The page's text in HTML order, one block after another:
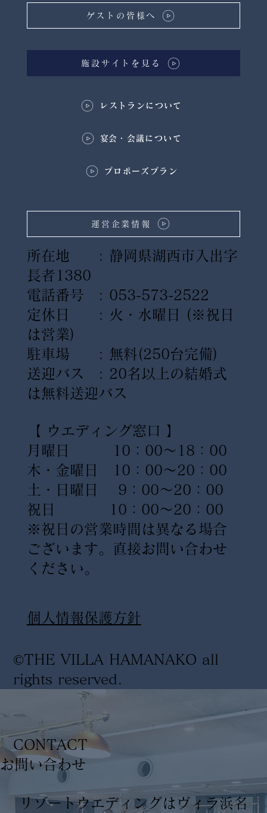
©THE VILLA HAMANAKO all
rights reserved .
所在地 : 静岡県湖西市入出字
長者1380
電話番号 : 053-573-2522
定休日 : 火・水曜日
(※祝日
は営業)
駐車場 : 無料(250台完備)
送迎バス : 20名以上の結婚式
は無料送迎バス
​個人情報保護方針
【 ウエディング窓口 】
月曜日 10：00〜18：00
木・金曜日 10：00〜20：00
土・日曜日 9：00〜20：00
祝日 10：00〜20：00
※祝日の営業時間は異なる場合
ございます。直接お問い合わせ
ください。
施設サイトを見る
ゲストの皆様へ
運営企業情報
​宴会・会議について
プロポーズプラン
レストランについて
リゾートウエディングはヴィラ浜名
CONTACT
​お問い合わせ